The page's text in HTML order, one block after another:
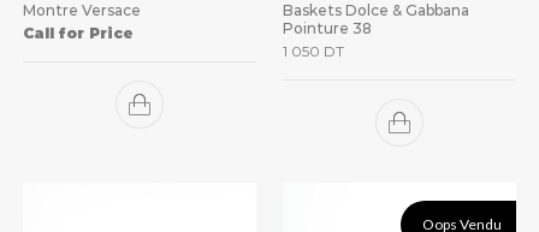
Montre Versace
Call for Price
Baskets Dolce & Gabbana
Pointure 38
1 050 DT
Oops Vendu